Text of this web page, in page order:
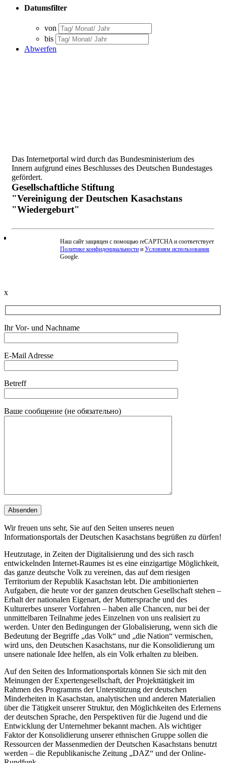
Datumsfilter
von
bis
Abwerfen
Das Internetportal wird durch das Bundesministerium des
Innern aufgrund eines Beschlusses des Deutschen Bundestages
gefördert.
Gesellschaftliche Stiftung
"Vereinigung der Deutschen Kasachstans
"Wiedergeburt"
Beschwerde einreichen
Наш сайт защищен с помощью reCAPTCHA и соответствует
Политике конфиденциальности и Условиям использования
Google.
x
Ihr Vor- und Nachname
E-Mail Adresse
Betreff
Ваше сообщение (не обязательно)
Wir freuen uns sehr, Sie auf den Seiten unseres neuen
Informationsportals der Deutschen Kasachstans begrüßen zu dürfen!
Heutzutage, in Zeiten der Digitalisierung und des sich rasch
entwickelnden Internet-Raumes ist es eine einzigartige Möglichkeit,
das ganze deutsche Volk zu vereinen, das auf dem riesigen
Territorium der Republik Kasachstan lebt. Die ambitionierten
Aufgaben, die heute vor der ganzen deutschen Gesellschaft stehen –
Erhalt der nationalen Eigenart, der Muttersprache und des
Kulturerbes unserer Vorfahren – haben alle Chancen, nur bei der
unmittelbaren Teilnahme jedes Einzelnen von uns realisiert zu
werden. Unter den Bedingungen der Globalisierung, wenn sich die
Bedeutung der Begriffe „das Volk“ und „die Nation“ vermischen,
wird uns, den Deutschen Kasachstans, nur die Konsolidierung um
unsere nationale Idee helfen, als ein Volk erhalten zu bleiben.
Auf den Seiten des Informationsportals können Sie sich mit den
Meinungen der Expertengesellschaft, der Projekttätigkeit im
Rahmen des Programms der Unterstützung der deutschen
Minderheiten in Kasachstan, analytischen und anderen Materialien
über die Tätigkeit unserer Struktur, den Möglichkeiten des Erlernens
der deutschen Sprache, den Perspektiven für die Jugend und die
Entwicklung der Unternehmer bekannt machen. Als wichtiger
Faktor der Konsolidierung unserer ethnischen Gruppe sollen die
Ressourcen der Massenmedien der Deutschen Kasachstans benutzt
werden – die Republikanische Zeitung „DAZ“ und der Online-